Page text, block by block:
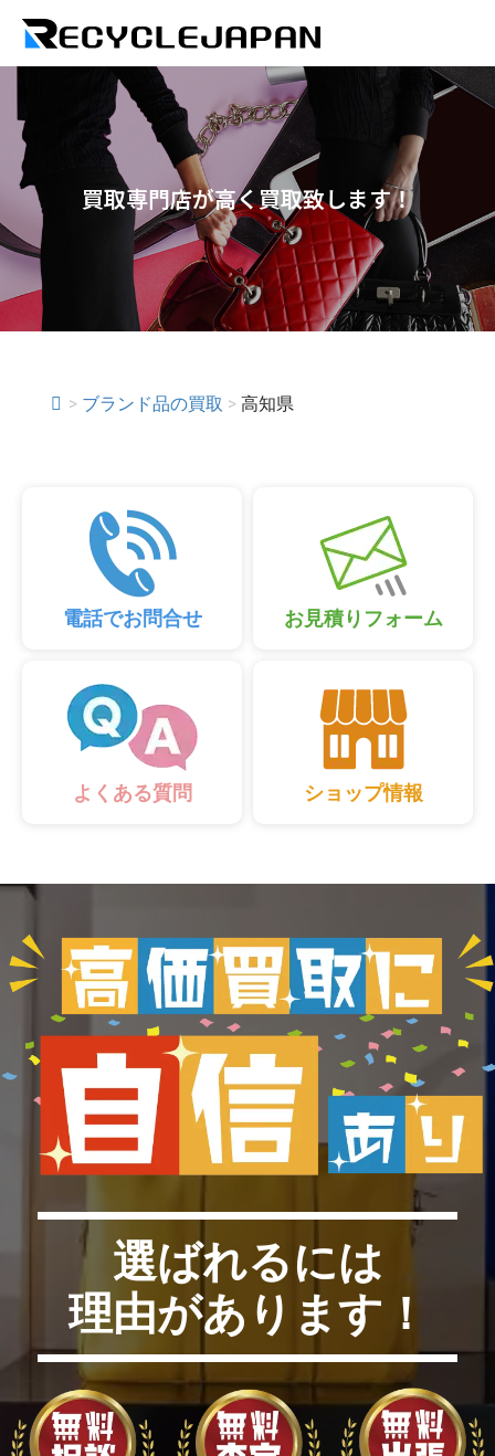
買取専門店が高く買取致します！
> ブランド品の買取 > 高知県
電話でお問合せ お見積りフォーム
よくある質問 ショップ情報
選ばれるには
理由があります！